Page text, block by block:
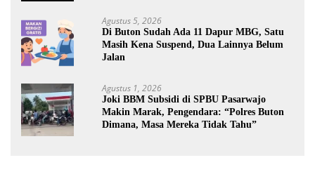
Agustus 5, 2026
Di Buton Sudah Ada 11 Dapur MBG, Satu
Masih Kena Suspend, Dua Lainnya Belum
Jalan
Agustus 1, 2026
Joki BBM Subsidi di SPBU Pasarwajo
Makin Marak, Pengendara: “Polres Buton
Dimana, Masa Mereka Tidak Tahu”